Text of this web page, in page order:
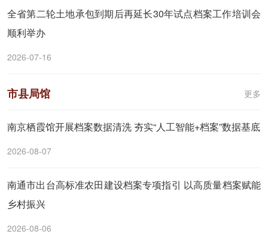
全省第二轮土地承包到期后再延长30年试点档案工作培训会
顺利举办
2026-07-16
市县局馆 更多
南京栖霞馆开展档案数据清洗 夯实“人工智能+档案”数据基底
2026-08-07
南通市出台高标准农田建设档案专项指引 以高质量档案赋能
乡村振兴
2026-08-06